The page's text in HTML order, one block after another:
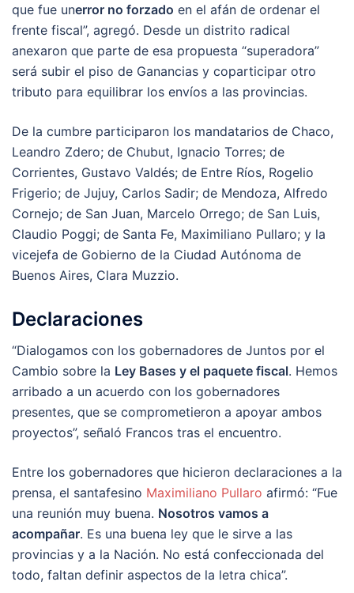
que fue unerror no forzado en el afán de ordenar el
frente fiscal”, agregó. Desde un distrito radical
anexaron que parte de esa propuesta “superadora”
será subir el piso de Ganancias y coparticipar otro
tributo para equilibrar los envíos a las provincias.
De la cumbre participaron los mandatarios de Chaco,
Leandro Zdero; de Chubut, Ignacio Torres; de
Corrientes, Gustavo Valdés; de Entre Ríos, Rogelio
Frigerio; de Jujuy, Carlos Sadir; de Mendoza, Alfredo
Cornejo; de San Juan, Marcelo Orrego; de San Luis,
Claudio Poggi; de Santa Fe, Maximiliano Pullaro; y la
vicejefa de Gobierno de la Ciudad Autónoma de
Buenos Aires, Clara Muzzio.
Declaraciones
“Dialogamos con los gobernadores de Juntos por el
Cambio sobre la Ley Bases y el paquete fiscal. Hemos
arribado a un acuerdo con los gobernadores
presentes, que se comprometieron a apoyar ambos
proyectos”, señaló Francos tras el encuentro.
Entre los gobernadores que hicieron declaraciones a la
prensa, el santafesino Maximiliano Pullaro afirmó: “Fue
una reunión muy buena. Nosotros vamos a
acompañar. Es una buena ley que le sirve a las
provincias y a la Nación. No está confeccionada del
todo, faltan definir aspectos de la letra chica”.